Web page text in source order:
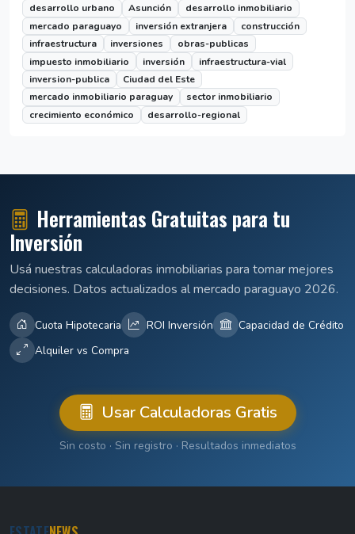
desarrollo urbano
Asunción
desarrollo inmobiliario
mercado paraguayo
inversión extranjera
construcción
infraestructura
inversiones
obras-publicas
impuesto inmobiliario
inversión
infraestructura-vial
inversion-publica
Ciudad del Este
mercado inmobiliario paraguay
sector inmobiliario
crecimiento económico
desarrollo-regional
Herramientas Gratuitas para tu
Inversión
Usá nuestras calculadoras inmobiliarias para tomar mejores
decisiones. Datos actualizados al mercado paraguayo 2026.
Cuota Hipotecaria ROI Inversión
Capacidad de Crédito
Alquiler vs Compra
Usar Calculadoras Gratis
Sin costo · Sin registro · Resultados inmediatos